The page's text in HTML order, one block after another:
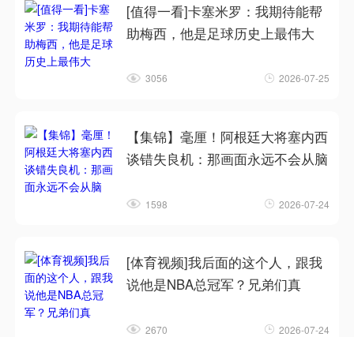
[值得一看]卡塞米罗：我期待能帮
助梅西，他是足球历史上最伟大
3056 2026-07-25
【集锦】毫厘！阿根廷大将塞内西
谈错失良机：那画面永远不会从脑
1598 2026-07-24
[体育视频]我后面的这个人，跟我
说他是NBA总冠军？兄弟们真
2670 2026-07-24